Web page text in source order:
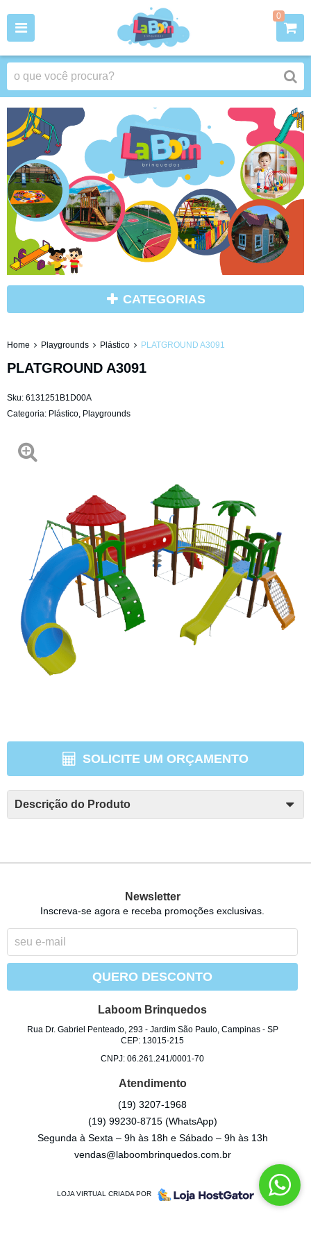
0
CATEGORIAS
Home Playgrounds Plástico PLATGROUND A3091
PLATGROUND A3091
Sku: 6131251B1D00A
Categoria: Plástico, Playgrounds
SOLICITE UM ORÇAMENTO
Descrição do Produto
Newsletter
Inscreva-se agora e receba promoções exclusivas.
QUERO DESCONTO
Laboom Brinquedos
Rua Dr. Gabriel Penteado, 293- Jardim São Paulo, Campinas- SP
CEP: 13015-215
CNPJ: 06.261.241/0001-70
Atendimento
(19) 3207-1968
(19) 99230-8715 (WhatsApp)
Segunda à Sexta – 9h às 18h e Sábado – 9h às 13h
vendas@laboombrinquedos.com.br
LOJA VIRTUAL CRIADA POR